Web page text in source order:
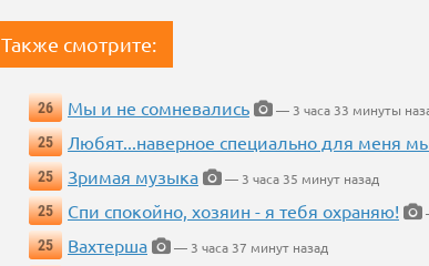
Также смотрите:
26 Мы и не сомневались
— 3 часа 33 минуты
25
Любят...наверное специально для меня
25
Зримая музыка
— 3 часа 35 минут назад
25
Спи спокойно, хозяин - я тебя охраняю!
25
Вахтерша
— 3 часа 37 минут назад